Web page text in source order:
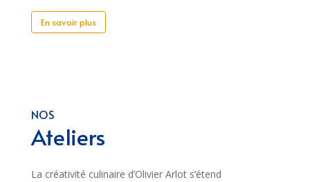
En savoir plus
NOS
Ateliers
La créativité culinaire d’Olivier Arlot s’étend